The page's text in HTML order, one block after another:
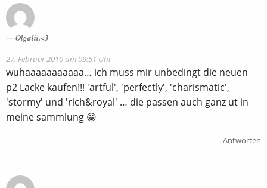
Olgalii.<3
27. Februar 2010 um 09:51 Uhr
wuhaaaaaaaaaaa… ich muss mir unbedingt die neuen
p2 Lacke kaufen!!! 'artful', 'perfectly', 'charismatic',
'stormy' und 'rich&royal' … die passen auch ganz ut in
meine sammlung 😀
Antworten